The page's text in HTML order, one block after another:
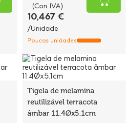
(Con IVA)
10,467 €
/Unidade
Poucas unidades
Tigela de melamina
reutilizável terracota
âmbar 11.4Øx5.1cm